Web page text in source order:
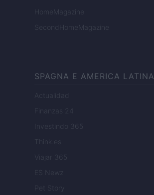
HomeMagazine
SecondHomeMagazine
SPAGNA E AMERICA LATINA
Actualidad
Finanzas 24
Investindo 365
Think.es
Viajar 365
ES Newz
Pet Story